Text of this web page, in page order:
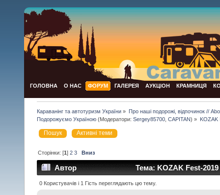
ГОЛОВНА О НАС ФОРУМ ГАЛЕРЕЯ АУКЦІОН КРАМНИЦЯ
Караванінг та автотуризм України » Про наші подорожі, відпочинок //
Подорожуємо Україною (Модератори:Sergey85700 ,CAPITAN) »
Пошук Активні теми
Сторінки: [1]2 3 Вниз
Автор Тема: KOZAK Fest-
0 Користувачів і 1 Гість переглядають цю тему.